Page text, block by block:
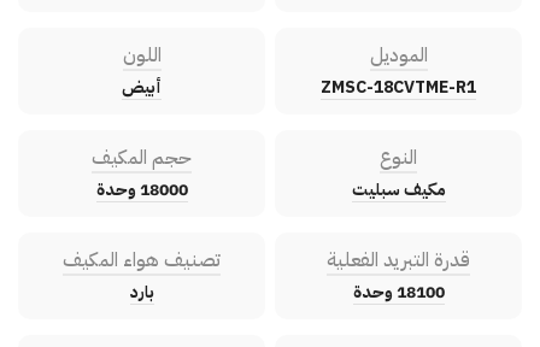
الموديل
ZMSC-18CVTME-R1
اللون
أبيض
النوع
مكيف سبليت
حجم المكيف
18000 وحدة
قدرة التبريد الفعلية
18100 وحدة
تصنيف هواء المكيف
بارد